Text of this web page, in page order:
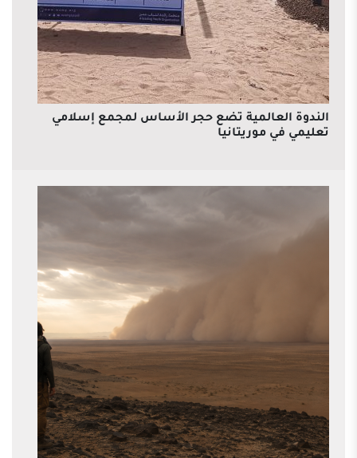
الندوة العالمية تضع حجر الأساس لمجمع إسلامي
تعليمي في موريتانيا